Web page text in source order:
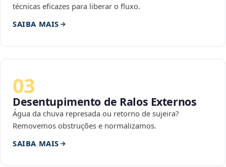
técnicas eficazes para liberar o fluxo.
SAIBA MAIS
03
Desentupimento de Ralos Externos
Água da chuva represada ou retorno de sujeira?
Removemos obstruções e normalizamos.
SAIBA MAIS